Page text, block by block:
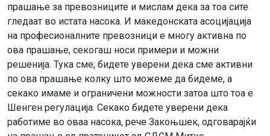
прашање за превозниците и мислам дека за тоа сите
гледаат во истата насока. И македонската асоцијација
на професионалните превозници е многу активна по
ова прашање, секогаш носи примери и можни
решенија. Тука сме, бидете уверени дека сме активни
по ова прашање колку што можеме да бидеме, а
секако имаме и ограничени можности затоа што тоа е
Шенген регулација. Секако бидете уверени дека
работиме во оваа насока, рече Закоњшек, одговарајќи